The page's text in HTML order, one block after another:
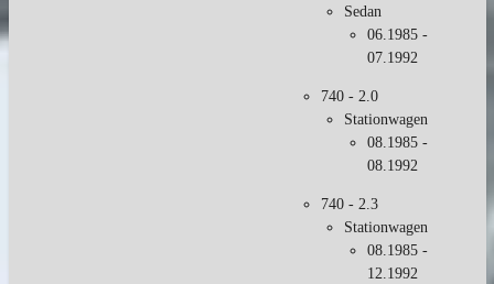
Sedan
06.1985 -
07.1992
740 - 2.0
Stationwagen
08.1985 -
08.1992
740 - 2.3
Stationwagen
08.1985 -
12.1992